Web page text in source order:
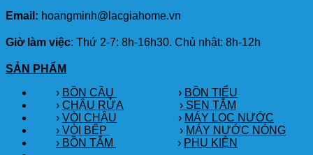
Email: hoangminh@lacgiahome.vn
Giờ làm việc: Thứ 2-7: 8h-16h30. Chủ nhật: 8h-12h
SẢN PHẨM
› BỒN CẦU › BỒN TIỂU
› CHẬU RỬA
› SEN TẮM
› VÒI CHẬU › MÁY LỌC NƯỚC
› VÒI BẾP
› MÁY NƯỚC NÓNG
› BỒN TẮM
› PHỤ KIỆN